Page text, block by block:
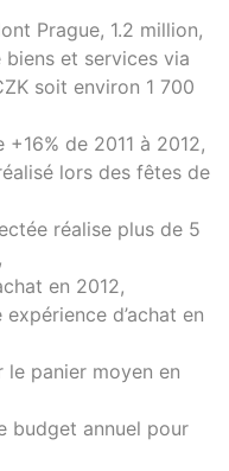
Prague, 1.2 million,
et services via
soit environ 1 700
de 2011 à 2012,
lors des fêtes de
réalise plus de 5
en 2012,
d’achat en
le panier moyen en
budget annuel pour